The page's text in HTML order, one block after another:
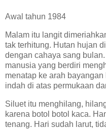
Awal tahun 1984
Malam itu langit
tak terhitung. Hutan hujan
dengan cahaya sang
manusia yang berdiri
menatap ke arah
indah di atas permukaan
Siluet itu menghilang,
karena botol botol kaca.
tenang. Hari sudah larut,